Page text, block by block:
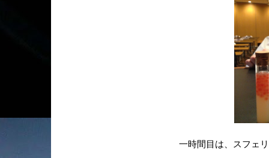
一時間目は、スフェ